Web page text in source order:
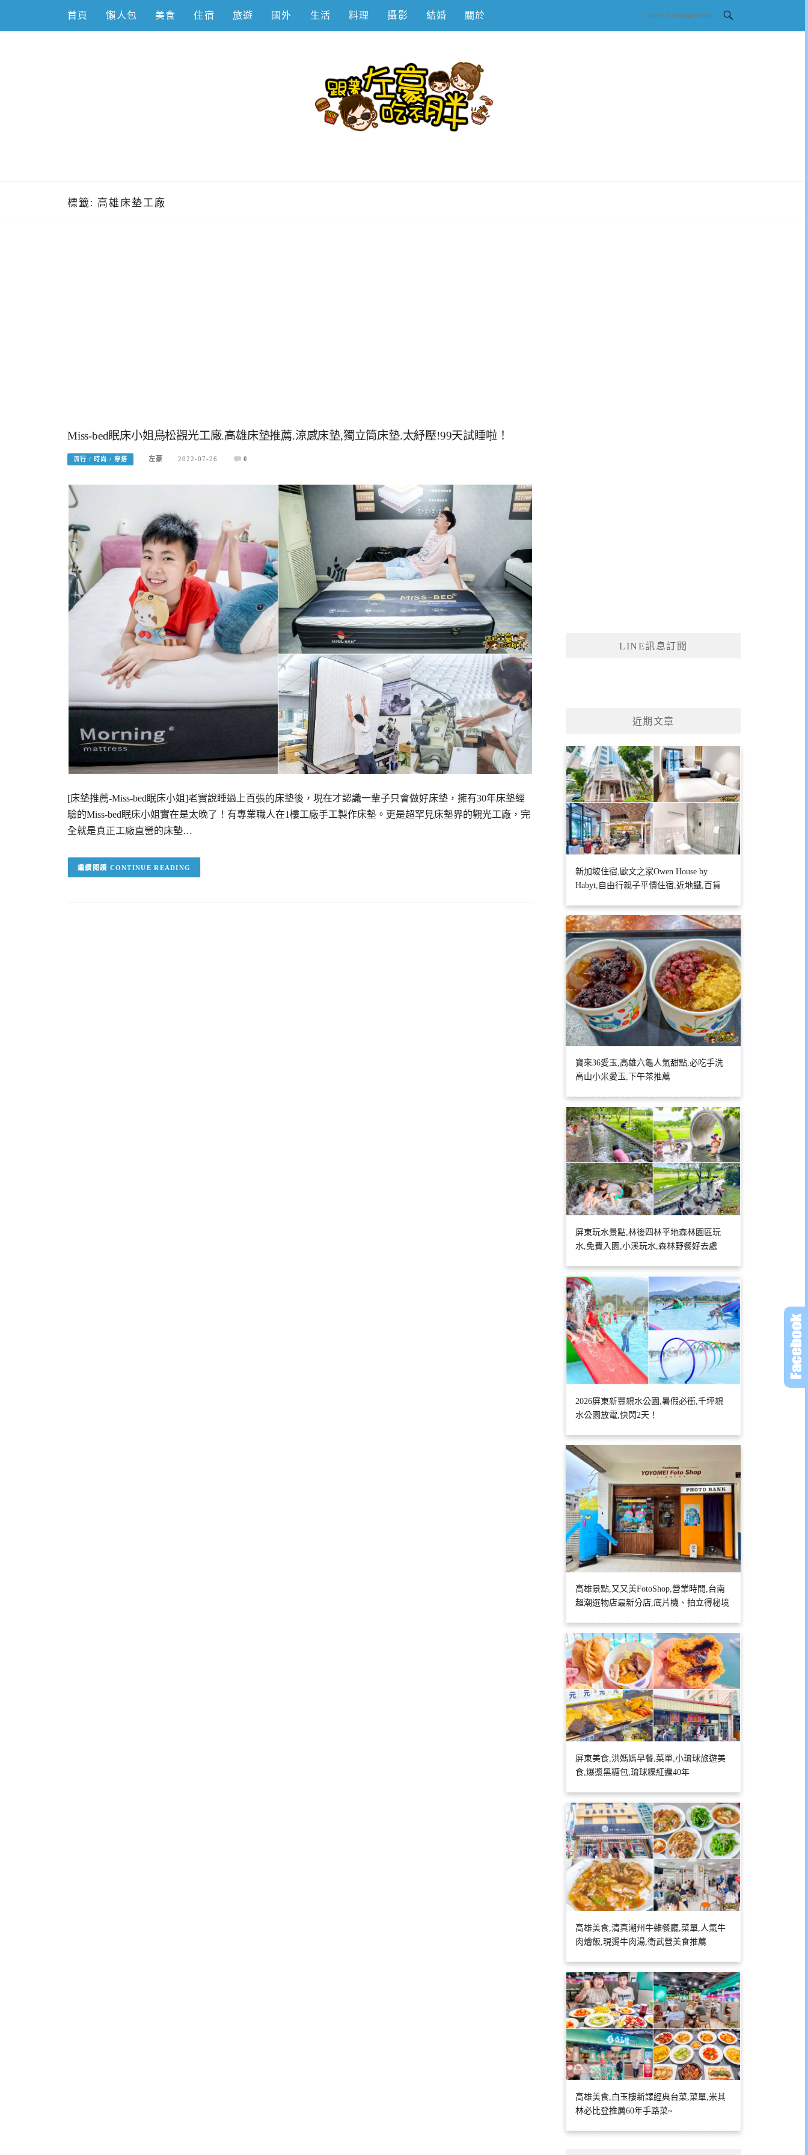
content
首頁 懶人包 美食 住宿 旅遊 國外 生活 料理 攝影 結婚 關於
標籤: 高雄床墊工廠
Miss-bed眠床小姐鳥松觀光工廠.高雄床墊推薦.涼感床墊,獨立筒床墊.太紓壓!99天試睡啦！
流行 / 時尚 / 穿搭 左豪 2022-07-26 0
[床墊推薦-Miss-bed眠床小姐]老實說睡過上百張的床墊後，現在才認識一輩子只會做好床墊，擁有30年床墊經
驗的Miss-bed眠床小姐實在是太晚了！有專業職人在1樓工廠手工製作床墊。更是超罕見床墊界的觀光工廠，完
全就是真正工廠直營的床墊…
CONTINUE READING
LINE訊息訂閱
近期文章
新加坡住宿,歐文之家Owen House by
Habyt,自由行親子平價住宿,近地鐵,百貨
寶來36愛玉,高雄六龜人氣甜點,必吃手洗
高山小米愛玉,下午茶推薦
屏東玩水景點,林後四林平地森林園區玩
水,免費入園,小溪玩水,森林野餐好去處
2026屏東新豐親水公園,暑假必衝,千坪親
水公園放電,快閃2天！
高雄景點,又又美FotoShop,營業時間,台南
超潮選物店最新分店,底片機、拍立得秘境
屏東美食,洪媽媽早餐,菜單,小琉球旅遊美
食,爆漿黑糖包,琉球粿紅遍40年
高雄美食,清真潮州牛雜餐廳,菜單,人氣牛
肉燴飯,現燙牛肉湯,衛武營美食推薦
高雄美食,白玉樓新譯經典台菜,菜單,米其
林必比登推薦60年手路菜~